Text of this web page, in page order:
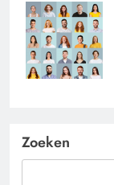
Zoeken